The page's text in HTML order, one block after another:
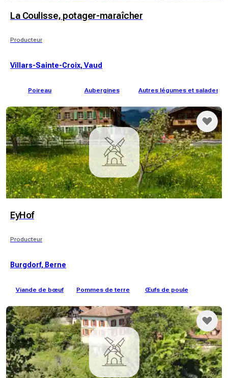
La Coulisse, potager-maraîcher
Producteur
Villars-Sainte-Croix, Vaud
Poireau Aubergines Autres légumes et salades
EyHof
Producteur
Burgdorf, Berne
Viande de bœuf Pommes de terre Œufs de poule